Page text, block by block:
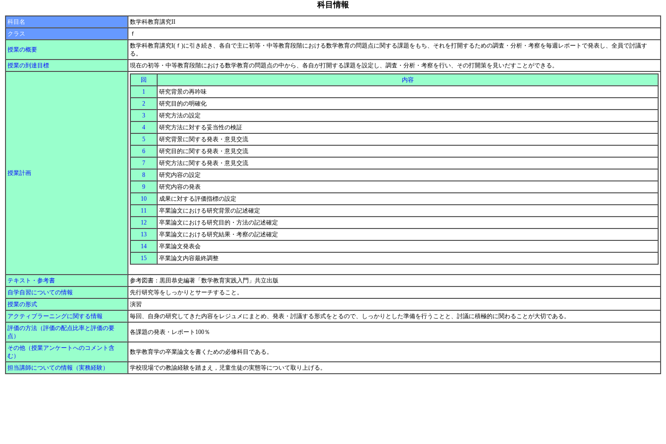
科目情報
科目名
数学科教育講究II
クラス
ｆ
授業の概要
数学科教育講究I(ｆ)に引き続き、各自で主に初等・中等教育段階における数学教育の問題点に関する課題をもち、それを打開するための調査・分析・考察を毎週レポートで発表し、全員で討議す
る。
授業の到達目標
現在の初等・中等教育段階における数学教育の問題点の中から、各自が打開する課題を設定し、調査・分析・考察を行い、その打開策を見いだすことができる。
授業計画
回
内容
1
研究背景の再吟味
2
研究目的の明確化
3
研究方法の設定
4
研究方法に対する妥当性の検証
5
研究背景に関する発表・意見交流
6
研究目的に関する発表・意見交流
7
研究方法に関する発表・意見交流
8
研究内容の設定
9
研究内容の発表
10
成果に対する評価指標の設定
11
卒業論文における研究背景の記述確定
12
卒業論文における研究目的・方法の記述確定
13
卒業論文における研究結果・考察の記述確定
14
卒業論文発表会
15
卒業論文内容最終調整
テキスト・参考書
参考図書：黒田恭史編著「数学教育実践入門」共立出版
自学自習についての情報
先行研究等をしっかりとサーチすること。
授業の形式
演習
アクティブラーニングに関する情報
毎回、自身の研究してきた内容をレジュメにまとめ、発表・討議する形式をとるので、しっかりとした準備を行うことと、討議に積極的に関わることが大切である。
評価の方法（評価の配点比率と評価の要
点）
各課題の発表・レポート100％
その他（授業アンケートへのコメント含
む）
数学教育学の卒業論文を書くための必修科目である。
担当講師についての情報（実務経験） 学校現場での教諭経験を踏まえ，児童生徒の実態等について取り上げる。